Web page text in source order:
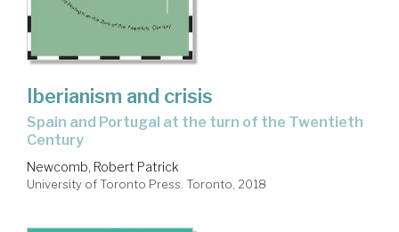
Iberianism and crisis
Spain and Portugal at the turn of the Twentieth
Century
Newcomb, Robert Patrick
University of Toronto Press. Toronto, 2018